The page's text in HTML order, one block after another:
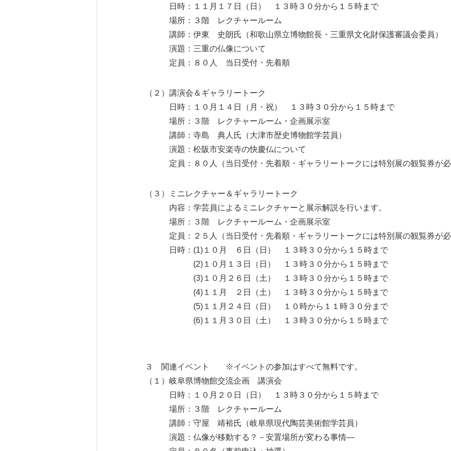
日時：１１月１７日（日） １３時３０分から１５時まで
場所：３階 レクチャールーム
講師：伊東 史朗氏（和歌山県立博物館長・三重県文化財保護審議会委員）
演題：三重の仏像について
定員：８０人 当日受付・先着順
（２）講演会＆ギャラリートーク
日時：１０月１４日（月・祝） １３時３０分から１５時まで
場所：３階 レクチャールーム・企画展示室
講師：寺島 典人氏（大津市歴史博物館学芸員）
演題：松阪市安楽寺の快慶仏について
定員：８０人（当日受付・先着順・ギャラリートークには特別展の観覧券が
（３）ミニレクチャー＆ギャラリートーク
内容：学芸員によるミニレクチャーと展示解説を行います。
場所：３階 レクチャールーム・企画展示室
定員：２５人（当日受付・先着順・ギャラリートークには特別展の観覧券が
日時：(1)１０月 ６日（日） １３時３０分から１５時まで
(2)１０月１３日（日） １３時３０分から１５時まで
(3)１０月２６日（土） １３時３０分から１５時まで
(4)１１月 ２日（土） １３時３０分から１５時まで
(5)１１月２４日（日） １０時から１１時３０分まで
(6)１１月３０日（土） １３時３０分から１５時まで
３ 関連イベント ※イベントの参加はすべて無料です。
（１）岐阜県博物館交流企画 講演会
日時：１０月２０日（日） １３時３０分から１５時まで
場所：３階 レクチャールーム
講師：守屋 靖裕氏（岐阜県現代陶芸美術館学芸員）
演題：仏像が移動する？－安置場所が変わる事情―